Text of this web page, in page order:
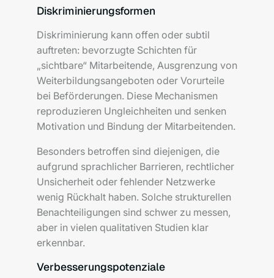
Diskriminierungsformen
Diskriminierung kann offen oder subtil
auftreten: bevorzugte Schichten für
„sichtbare“ Mitarbeitende, Ausgrenzung von
Weiterbildungsangeboten oder Vorurteile
bei Beförderungen. Diese Mechanismen
reproduzieren Ungleichheiten und senken
Motivation und Bindung der Mitarbeitenden.
Besonders betroffen sind diejenigen, die
aufgrund sprachlicher Barrieren, rechtlicher
Unsicherheit oder fehlender Netzwerke
wenig Rückhalt haben. Solche strukturellen
Benachteiligungen sind schwer zu messen,
aber in vielen qualitativen Studien klar
erkennbar.
Verbesserungspotenziale